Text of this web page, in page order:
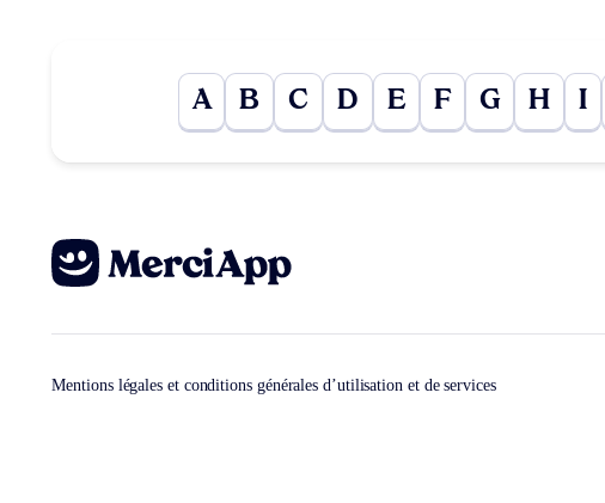
A B C D E F G H I
Mentions légales et conditions générales d’utilisation et de services